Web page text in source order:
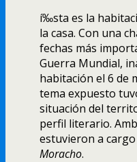
í‰sta es la
la casa. Con una
fechas más
Guerra Mundial,
habitación el 6 de
tema expuesto
situación del
perfil literario.
estuvieron a
Moracho.